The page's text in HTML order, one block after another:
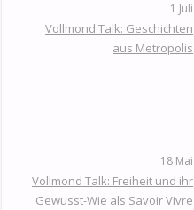
1 Juli
Vollmond Talk: Geschichten
aus Metropolis
18 Mai
Vollmond Talk: Freiheit und ihr
Gewusst-Wie als Savoir Vivre